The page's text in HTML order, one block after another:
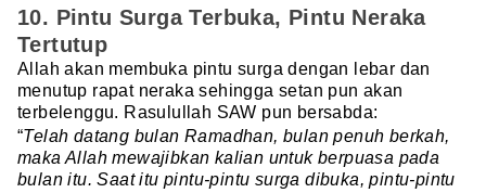
10. Pintu Surga Terbuka, Pintu Neraka
Tertutup
Allah akan membuka pintu surga dengan lebar dan
menutup rapat neraka sehingga setan pun akan
terbelenggu. Rasulullah SAW pun bersabda:
“Telah datang bulan Ramadhan, bulan penuh berkah,
maka Allah mewajibkan kalian untuk berpuasa pada
bulan itu. Saat itu pintu-pintu surga dibuka, pintu-pintu